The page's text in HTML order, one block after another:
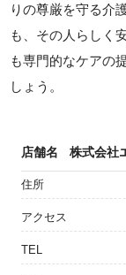
りの尊厳を守る介
も、その人らしく
も専門的なケアの
しょう。
店舗名 株式会社
住所
アクセス
TEL